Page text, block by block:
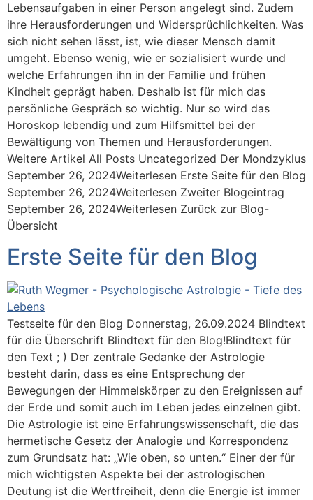
Lebensaufgaben in einer Person angelegt sind. Zudem
ihre Herausforderungen und Widersprüchlichkeiten. Was
sich nicht sehen lässt, ist, wie dieser Mensch damit
umgeht. Ebenso wenig, wie er sozialisiert wurde und
welche Erfahrungen ihn in der Familie und frühen
Kindheit geprägt haben. Deshalb ist für mich das
persönliche Gespräch so wichtig. Nur so wird das
Horoskop lebendig und zum Hilfsmittel bei der
Bewältigung von Themen und Herausforderungen.
Weitere Artikel All Posts Uncategorized Der Mondzyklus
September 26, 2024Weiterlesen Erste Seite für den Blog
September 26, 2024Weiterlesen Zweiter Blogeintrag
September 26, 2024Weiterlesen Zurück zur Blog-
Übersicht
Erste Seite für den Blog
Testseite für den Blog Donnerstag, 26.09.2024 Blindtext
für die Überschrift Blindtext für den Blog!Blindtext für
den Text ; ) Der zentrale Gedanke der Astrologie
besteht darin, dass es eine Entsprechung der
Bewegungen der Himmelskörper zu den Ereignissen auf
der Erde und somit auch im Leben jedes einzelnen gibt.
Die Astrologie ist eine Erfahrungswissenschaft, die das
hermetische Gesetz der Analogie und Korrespondenz
zum Grundsatz hat: „Wie oben, so unten.“ Einer der für
mich wichtigsten Aspekte bei der astrologischen
Deutung ist die Wertfreiheit, denn die Energie ist immer